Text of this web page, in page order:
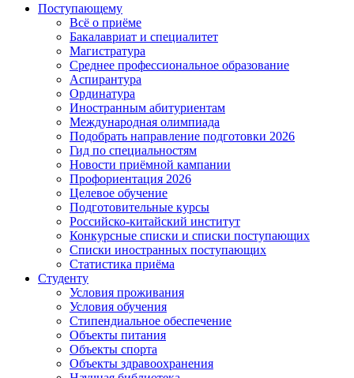
Поступающему
Всё о приёме
Бакалавриат и специалитет
Магистратура
Среднее профессиональное образование
Аспирантура
Ординатура
Иностранным абитуриентам
Международная олимпиада
Подобрать направление подготовки 2026
Гид по специальностям
Новости приёмной кампании
Профориентация 2026
Целевое обучение
Подготовительные курсы
Российско-китайский институт
Конкурсные списки и списки поступающих
Списки иностранных поступающих
Статистика приёма
Студенту
Условия проживания
Условия обучения
Стипендиальное обеспечение
Объекты питания
Объекты спорта
Объекты здравоохранения